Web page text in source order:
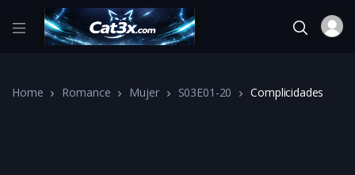
Home Romance Mujer S03E01-20 Complicidades